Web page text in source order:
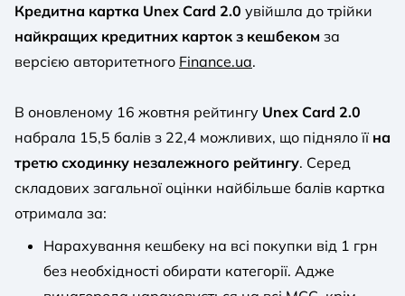
Кредитна картка Unex Card 2.0 увійшла до трійки
найкращих кредитних карток з кешбеком за
версією авторитетного Finance.ua.
В оновленому 16 жовтня рейтингу Unex Card 2.0
набрала 15,5 балів з 22,4 можливих, що підняло її на
третю сходинку незалежного рейтингу. Серед
складових загальної оцінки найбільше балів картка
отримала за:
Нарахування кешбеку на всі покупки від 1 грн
без необхідності обирати категорії. Адже